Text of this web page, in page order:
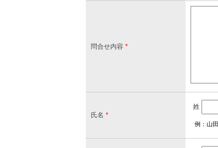
問合せ内容 *
氏名 *
姓
例：山田